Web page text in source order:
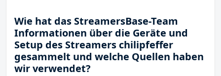
Wie hat das StreamersBase-Team
Informationen über die Geräte und
Setup des Streamers chilipfeffer
gesammelt und welche Quellen haben
wir verwendet?